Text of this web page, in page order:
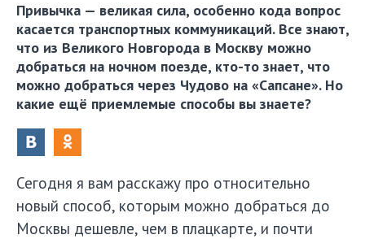
Привычка — великая сила, особенно кода вопрос
касается транспортных коммуникаций. Все знают,
что из Великого Новгорода в Москву можно
добраться на ночном поезде, кто-то знает, что
можно добраться через Чудово на «Сапсане». Но
какие ещё приемлемые способы вы знаете?
Сегодня я вам расскажу про относительно
новый способ, которым можно добраться до
Москвы дешевле, чем в плацкарте, и почти